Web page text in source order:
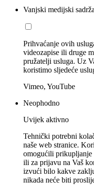
Vanjski medijski
Prihvaćanje ovih
videozapise ili druge
pružatelji usluga. Uz
koristimo sljedeće
Vimeo, YouTube
Neophodno
Uvijek aktivno
Tehnički potrebni
naše web stranice.
omogućili prikupljanje
ili za prijavu na Vaš
izvući bilo kakve
nikada neće biti